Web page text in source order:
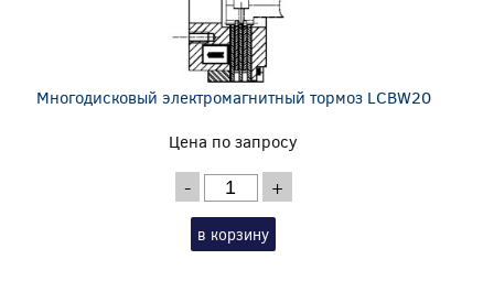
Многодисковый электромагнитный тормоз LCBW20
Цена по запросу
- +
в корзину